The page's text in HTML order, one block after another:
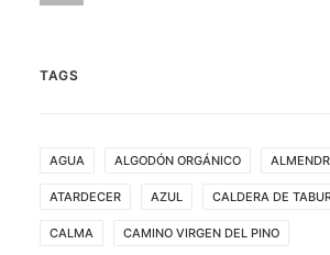
TAGS
AGUA ALGODÓN ORGÁNICO
ATARDECER AZUL CALDERA DE
CALMA CAMINO VIRGEN DEL PINO